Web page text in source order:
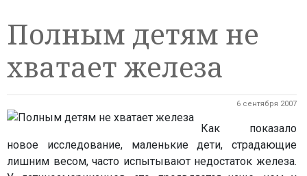
Полным детям не
хватает железа
6 сентября 2007
Как показало
новое исследование, маленькие дети, страдающие
лишним весом, часто испытывают недостаток железа.